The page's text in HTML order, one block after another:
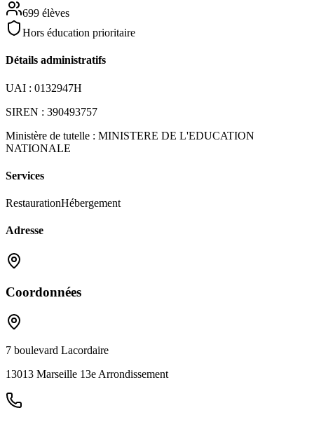
699 élèves
Hors éducation prioritaire
Détails administratifs
UAI : 0132947H
SIREN : 390493757
Ministère de tutelle : MINISTERE DE L'EDUCATION
NATIONALE
Services
RestaurationHébergement
Adresse
Coordonnées
7 boulevard Lacordaire
13013 Marseille 13e Arrondissement